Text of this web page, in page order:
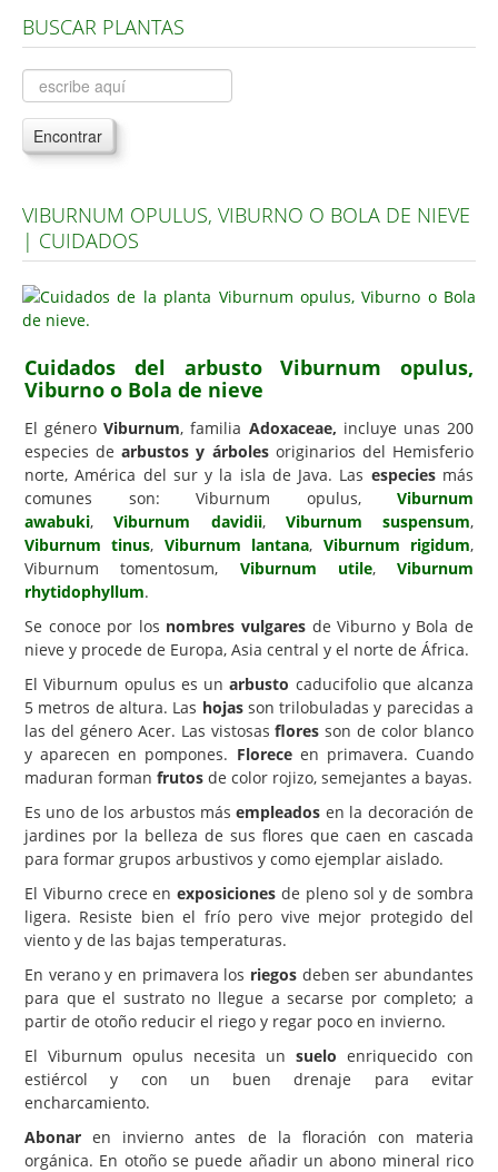
Árboles, Cicas y Palmeras de la G a la Z
Plantas Anuales y Perennes
Plantas Bulbosas y Acuáticas
Plantas de Interior
Plantas Aromáticas y de Huerto
Plantas Carnívoras y Orquídeas
Consejos
Hemisferio Sur
Enfermedades
Animales
Hongos
Carencias
Fotos
Árboles y Palmeras
Arbustos y Trepadoras
Cactus y Suculentas
BUSCAR PLANTAS
Encontrar
VIBURNUM OPULUS, VIBURNO O BOLA DE NIEVE
| CUIDADOS
Cuidados del arbusto Viburnum opulus,
Viburno o Bola de nieve
El géneroViburnum, familia Adoxaceae, incluye unas 200
especies dearbustos y árbolesoriginarios del Hemisferio
norte, América del sur y la isla de Java. Las especiesmás
comunes son: Viburnum opulus, Viburnum
awabuki,Viburnum davidii, Viburnum suspensum,
Viburnum tinus, Viburnum lantana, Viburnum rigidum,
Viburnum tomentosum, Viburnum utile, Viburnum
rhytidophyllum.
Se conoce por los nombres vulgares de Viburno y Bola de
nieve y procede de Europa, Asia central y el norte de África.
El Viburnum opulus es unarbusto caducifolio que alcanza
5 metros de altura. Las hojasson trilobuladas y parecidas a
las del género Acer. Las vistosasflores son de color blanco
y aparecen en pompones. Floreceen primavera. Cuando
maduran forman frutos de color rojizo, semejantes a bayas.
Es uno de los arbustos másempleados en la decoración de
jardines por la belleza de sus flores que caen en cascada
para formar grupos arbustivos y como ejemplar aislado.
El Viburno crece enexposiciones de pleno sol y de sombra
ligera. Resiste bien el frío pero vive mejor protegido del
viento y de las bajas temperaturas.
En verano y en primavera los riegos deben ser abundantes
para que el sustrato no llegue a secarse por completo; a
partir de otoño reducir el riego y regar poco en invierno.
El Viburnum opulus necesita un suelo enriquecido con
estiércol y con un buen drenaje para evitar
encharcamiento.
Abonar en invierno antes de la floración con materia
orgánica. En otoño se puede añadir un abono mineral rico